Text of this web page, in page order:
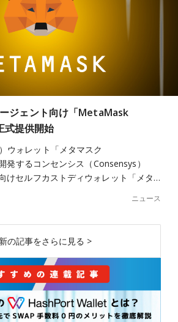
ジェント向け「MetaMask
提供開始
ウォレット「メタマスク
発するコンセンシス（Consensys）
けセルフカストディウォレット「メタ…
ニュース
の記事をさらに見る >